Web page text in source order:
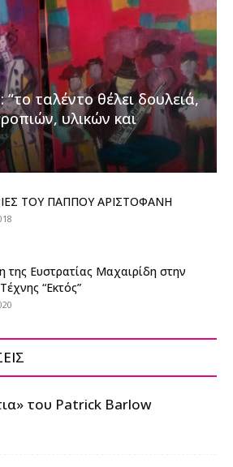
ταλέντο θέλει δουλειά,
υλικών και
ΤΟΥ ΠΑΠΠΟΥ ΑΡΙΣΤΟΦΑΝΗ
της Ευστρατίας Μαχαιρίδη στην
“Εκτός”
του Patrick Barlow